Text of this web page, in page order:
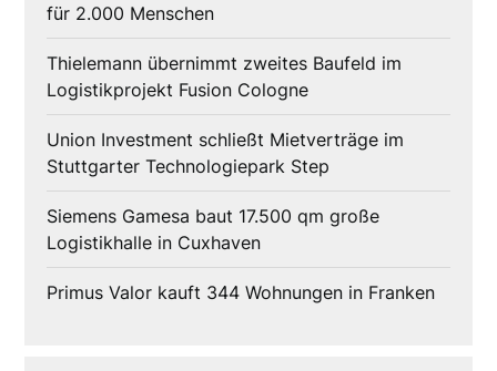
für 2.000 Menschen
Thielemann übernimmt zweites Baufeld im
Logistikprojekt Fusion Cologne
Union Investment schließt Mietverträge im
Stuttgarter Technologiepark Step
Siemens Gamesa baut 17.500 qm große
Logistikhalle in Cuxhaven
Primus Valor kauft 344 Wohnungen in Franken